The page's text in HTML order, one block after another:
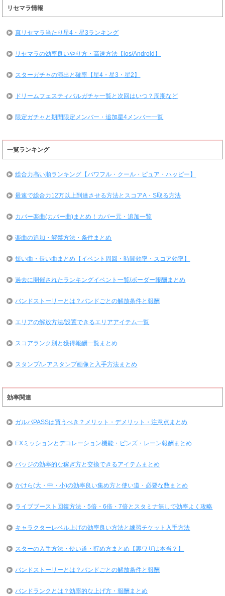
リセマラ情報
真リセマラ当たり星4・星3ランキング
リセマラの効率良いやり方・高速方法【ios/Android】
スターガチャの演出と確率【星4・星3・星2】
ドリームフェスティバルガチャ一覧と次回はいつ？周期など
限定ガチャと期間限定メンバー・追加星4メンバー一覧
一覧ランキング
総合力高い順ランキング【パワフル・クール・ピュア・ハッピー】
最速で総合力12万以上到達させる方法とスコアA・S取る方法
カバー楽曲(カバー曲)まとめ！カバー元・追加一覧
楽曲の追加・解禁方法・条件まとめ
短い曲・長い曲まとめ【イベント周回・時間効率・スコア効率】
過去に開催されたランキングイベント一覧/ボーダー報酬まとめ
バンドストーリーとは？バンドごとの解放条件と報酬
エリアの解放方法/設置できるエリアアイテム一覧
スコアランク別と獲得報酬一覧まとめ
スタンプ/レアスタンプ画像と入手方法まとめ
効率関連
ガルパPASSは買うべき？メリット・デメリット・注意点まとめ
EXミッションとデコレーション機能・ピンズ・レーン報酬まとめ
バッジの効率的な稼ぎ方と交換できるアイテムまとめ
かけら(大・中・小)の効率良い集め方と使い道・必要な数まとめ
ライブブースト回復方法・5倍・6倍・7倍とスタミナ無しで効率よく攻略
キャラクターレベル上げの効率良い方法と練習チケット入手方法
スターの入手方法・使い道・貯め方まとめ【裏ワザは本当？】
バンドストーリーとは？バンドごとの解放条件と報酬
バンドランクとは？効率的な上げ方・報酬まとめ